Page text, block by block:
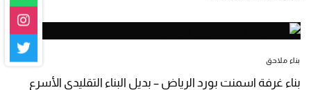
بناء ملاحق
بناء غرفة اسمنت بورد الرياض – بديل البناء التقليدي الأسرع